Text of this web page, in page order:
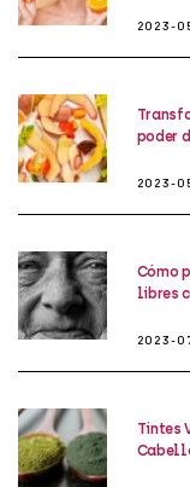
2023-
poder
2023-
Cómo
libres
2023-
Tintes